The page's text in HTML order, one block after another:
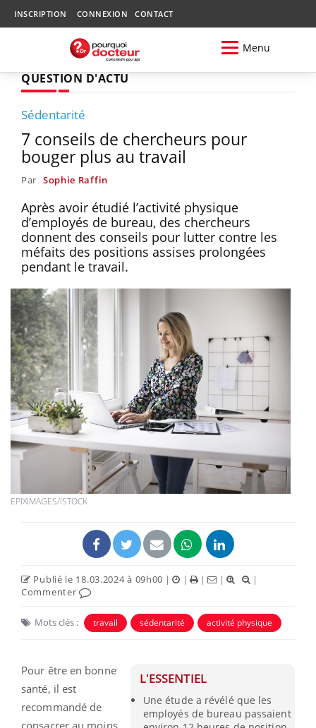
INSCRIPTION CONNEXION CONTACT
Menu
QUESTION D'ACTU
Sédentarité
7 conseils de chercheurs pour
bouger plus au travail
Par Sophie Raffin
Après avoir étudié l’activité physique
d’employés de bureau, des chercheurs
donnent des conseils pour lutter contre les
méfaits des positions assises prolongées
pendant le travail.
EPIXIMAGES/ISTOCK
Publié le 18.03.2024 à 09h00 | | | |
|
Commenter
Mots clés : travail sédentarité activité physique
L'ESSENTIEL
Une étude a révélé que les
employés de bureau passaient
Pour être en bonne
santé, il est
recommandé de